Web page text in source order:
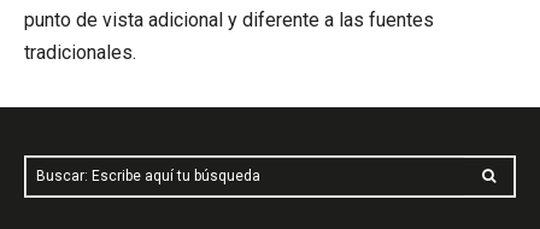
punto de vista adicional y diferente a las fuentes
tradicionales.
Buscar: Escribe aquí tu búsqueda